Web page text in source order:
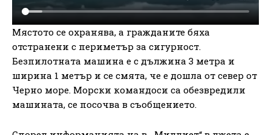
Мястото се охранява, а гражданите бяха
отстранени с периметър за сигурност.
Безпилотната машина е с дължина 3 метра и
ширина 1 метър и се смята, че е дошла от север от
Черно море. Морски командоси са обезвредили
машината, се посочва в съобщението.